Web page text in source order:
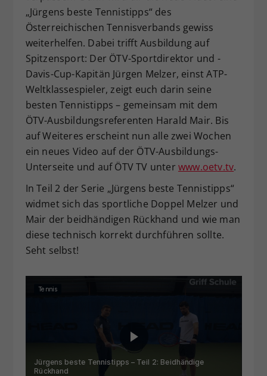
„Jürgens beste Tennistipps“ des
Österreichischen Tennisverbands gewiss
weiterhelfen. Dabei trifft Ausbildung auf
Spitzensport: Der ÖTV-Sportdirektor und -
Davis-Cup-Kapitän Jürgen Melzer, einst ATP-
Weltklassespieler, zeigt euch darin seine
besten Tennistipps – gemeinsam mit dem
ÖTV-Ausbildungsreferenten Harald Mair. Bis
auf Weiteres erscheint nun alle zwei Wochen
ein neues Video auf der ÖTV-Ausbildungs-
Unterseite und auf ÖTV TV unter www.oetv.tv.
In Teil 2 der Serie „Jürgens beste Tennistipps“
widmet sich das sportliche Doppel Melzer und
Mair der beidhändigen Rückhand und wie man
diese technisch korrekt durchführen sollte.
Seht selbst!
Zweck
Dieser Wert speichert Ihre Consent-
Einstellungen. Unter anderem eine
zufällig generierte ID, für die
historische Speicherung Ihrer
vorgenommen Einstellungen, falls der
Webseiten-Betreiber dies eingestellt
hat.